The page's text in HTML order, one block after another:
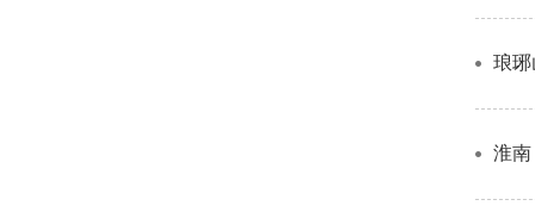
琅
淮